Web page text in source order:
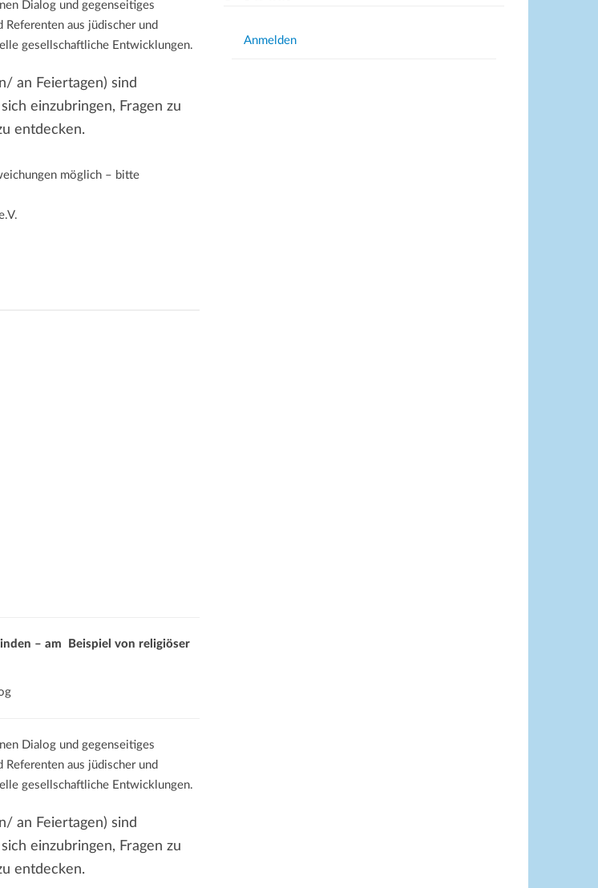
Dialog und gegenseitiges
Referenten aus jüdischer und
gesellschaftliche Entwicklungen.
an Feiertagen) sind
einzubringen, Fragen zu
entdecken.
möglich – bitte
– am Beispiel von religiöser
Dialog und gegenseitiges
aus jüdischer und
gesellschaftliche Entwicklungen.
an Feiertagen) sind
einzubringen, Fragen zu
entdecken.
Anmelden